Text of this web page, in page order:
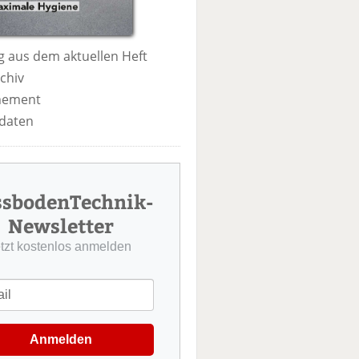
aus dem aktuellen Heft
Newsletter
kostenlos anmelden
Anmelden